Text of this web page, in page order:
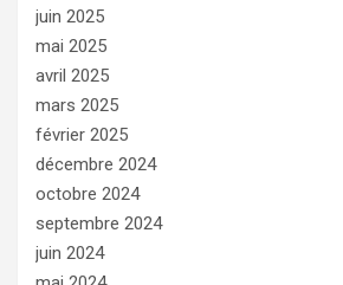
juin 2025
mai 2025
avril 2025
mars 2025
février 2025
décembre 2024
octobre 2024
septembre 2024
juin 2024